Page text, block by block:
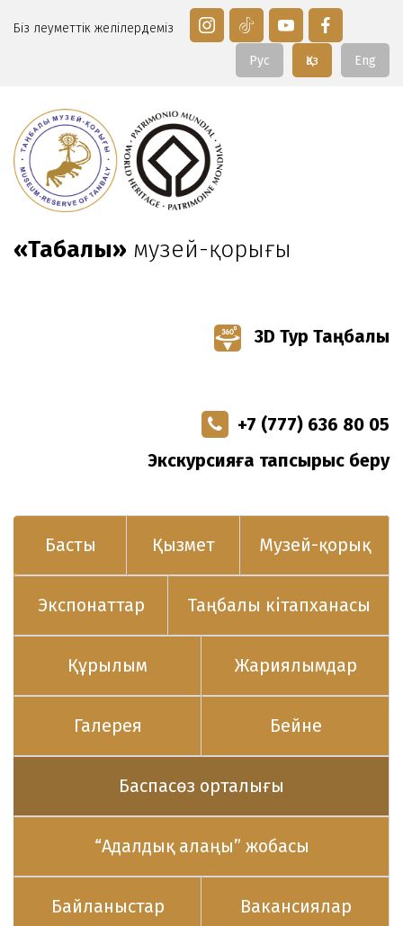
Біз әлеуметтік желілердеміз
Eng
Қаз
Рус
«Таңбалы» музей-қорығы
3D Тур Таңбалы
+7 (777) 636 80 05
Экскурсияға тапсырыс беру
Басты Қызмет Музей-қорық
Экспонаттар Таңбалы кітапханасы
Құрылым Жариялымдар
Галерея Бейне
Баспасөз орталығы
“Адалдық алаңы” жобасы
Байланыстар Вакансиялар